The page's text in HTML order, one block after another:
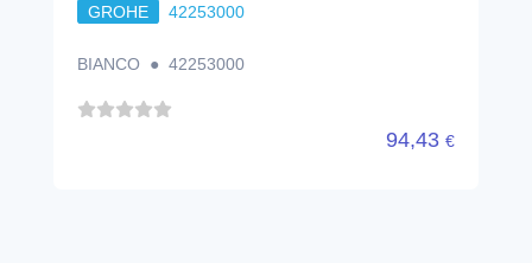
GROHE 42253000
BIANCO ● 42253000
94,43 €